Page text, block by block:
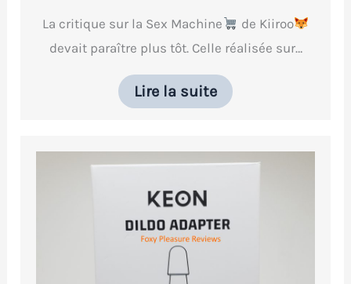
La critique sur la Sex Machine
de Kiiroo
devait paraître plus tôt. Celle réalisée sur…
Lire la suite